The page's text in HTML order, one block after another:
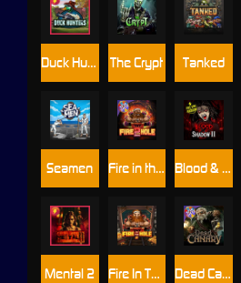
Seamen
Duck Hunters
Mental 2
Blood & Shadow 2
The Crypt
Fire in the Hole 2
Tanked
Fire In The Hole xBomb Dead Canary